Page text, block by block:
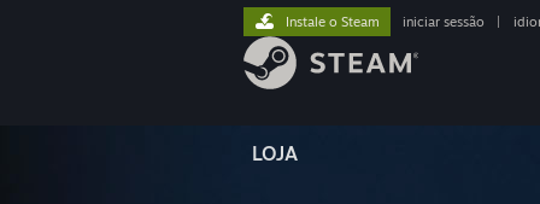
LOJA
Instale o Steam iniciar sessão